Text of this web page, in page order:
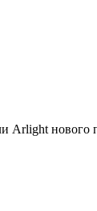
Arlight нового